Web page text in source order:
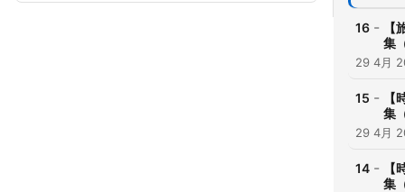
16 -
集
29 4月
15 -
集
29 4月
14 -
集